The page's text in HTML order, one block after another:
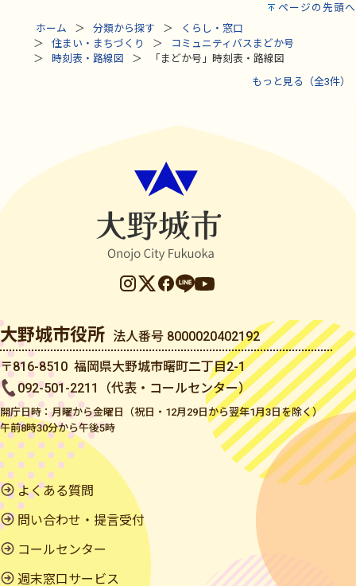
ページの先頭へ
ホーム
分類から探す
くらし・窓口
住まい・まちづくり
コミュニティバスまどか号
時刻表・路線図
「まどか号」時刻表・路線図
もっと見る（全3件）
大野城市役所 法人番号 8000020402192
〒816-8510 福岡県大野城市曙町二丁目2-1
092-501-2211（代表・コールセンター）
開庁日時：月曜から金曜日（祝日・12月29日から翌年1月3日を除く）
午前8時30分から午後5時
よくある質問
問い合わせ・提言受付
コールセンター
週末窓口サービス